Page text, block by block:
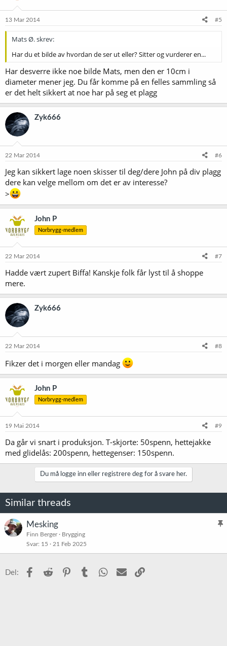
13 Mar 2014 #5
Mats Ø. skrev:
Har du et bilde av hvordan de ser ut eller? Sitter og vurderer en...
Har desverre ikke noe bilde Mats, men den er 10cm i
diameter mener jeg. Du får komme på en felles sammling så
er det helt sikkert at noe har på seg et plagg
Zyk666
22 Mar 2014 #6
Jeg kan sikkert lage noen skisser til deg/dere John på div plagg
dere kan velge mellom om det er av interesse?
>
John P
Norbrygg-medlem
22 Mar 2014 #7
Hadde vært zupert Biffa! Kanskje folk får lyst til å shoppe
mere.
Zyk666
22 Mar 2014 #8
Fikzer det i morgen eller mandag
John P
Norbrygg-medlem
19 Mai 2014 #9
Da går vi snart i produksjon. T-skjorte: 50spenn, hettejakke
med glidelås: 200spenn, hettegenser: 150spenn.
Du må logge inn eller registrere deg for å svare her.
Similar threads
K
s
Mesking
Finn Berger
Brygging
Svar 15 21 Feb 2025
Del: Facebook
Reddit PinterestTumblr WhatsApp
E-post